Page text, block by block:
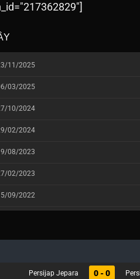
11/2025
03/2025
10/2024
02/2024
08/2023
02/2023
09/2022
Persijap Jepara 0 - 0